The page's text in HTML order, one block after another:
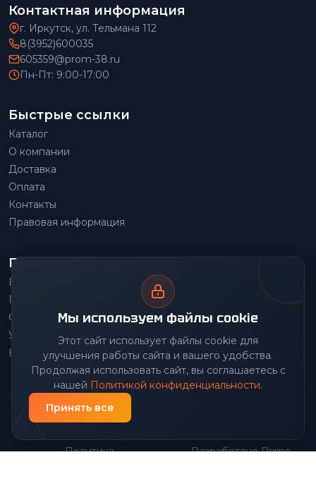
Мы используем файлы cookie
Этот сайт использует файлы cookie для
улучшения работы сайта и вашего удобства.
Продолжая использовать сайт, вы соглашаетесь с
нашей Политикой конфиденциальности.
Принять все
Контактная информация
г. Иркутск, ул. Тельмана 112
8(3952)600035
605359@prom-38.ru
Пн-Пт: 9:00-17:00
Быстрые ссылки
Каталог
О компании
Доставка
Оплата
Контакты
Правовая информация
Популярные категории
Весовое оборудование
Грузоподъемное оборудование
Складское оборудование
Упаковочное оборудование
Наше производство
© 2026 Передовой Центр снабжения. Все права
Политика
Разработано Prime